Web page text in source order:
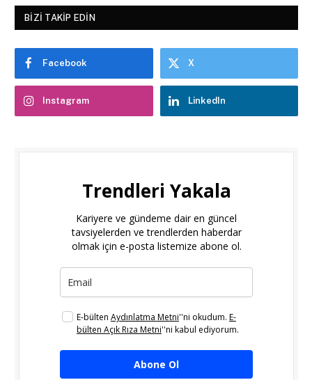
BIZI TAKIP EDIN
Facebook X
Instagram LinkedIn
Trendleri Yakala
Kariyere ve gündeme dair en güncel
tavsiyelerden ve trendlerden haberdar
olmak için e-posta listemize abone ol.
E-bülten Aydınlatma Metni''ni okudum. E-
bülten Açık Rıza Metni''ni kabul ediyorum.
Abone Ol